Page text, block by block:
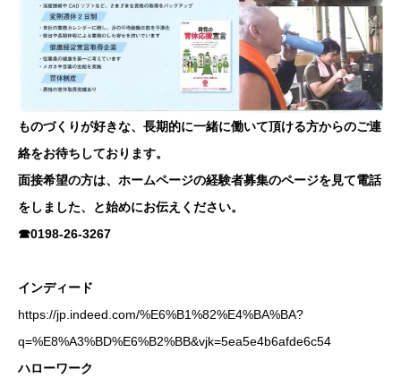
ものづくりが好きな、長期的に一緒に働いて頂ける方からのご連
絡をお待ちしております。
面接希望の方は、ホームページの経験者募集のページを見て電話
をしました、と始めにお伝えください。
☎0198-26-3267
インディード
https://jp.indeed.com/%E6%B1%82%E4%BA%BA?
q=%E8%A3%BD%E6%B2%BB&vjk=5ea5e4b6afde6c54
ハローワーク